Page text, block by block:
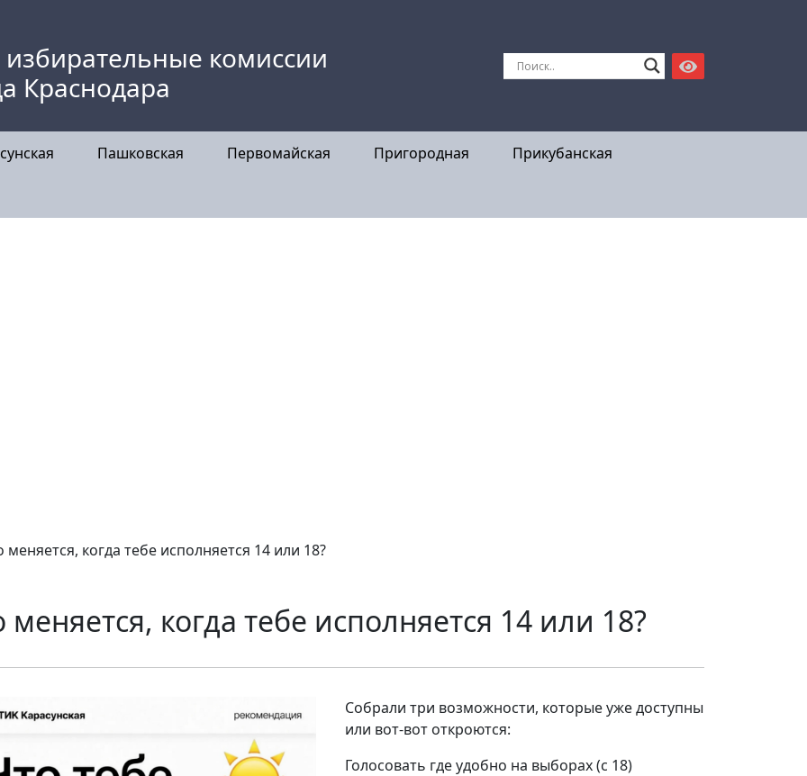
комиссии
Краснодара
Пашковская Первомайская Пригородная Прикубанская
меняется, когда тебе исполняется 14 или 18?
меняется, когда тебе исполняется 14 или 18?
Собрали три возможности, которые уже доступны
или вот-вот откроются:
Голосовать где удобно на выборах (с 18)